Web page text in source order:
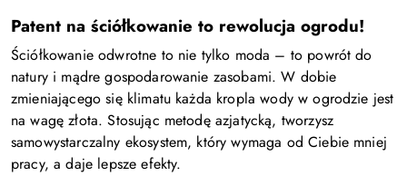
Patent na ściółkowanie to rewolucja ogrodu!
Ściółkowanie odwrotne to nie tylko moda – to powrót do
natury i mądre gospodarowanie zasobami. W dobie
zmieniającego się klimatu każda kropla wody w ogrodzie jest
na wagę złota. Stosując metodę azjatycką, tworzysz
samowystarczalny ekosystem, który wymaga od Ciebie mniej
pracy, a daje lepsze efekty.